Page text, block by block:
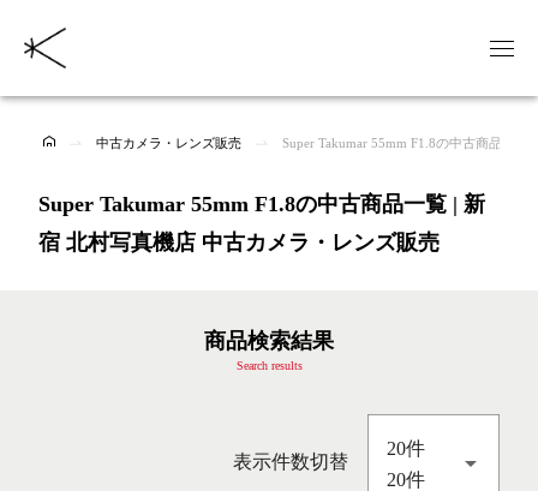
中古カメラ・レンズ販売 Super Takumar 55mm F1.8の中古商品一覧
Super Takumar 55mm F1.8の中古商品一覧 | 新
宿 北村写真機店 中古カメラ・レンズ販売
商品検索結果
Search results
表示件数切替
20件
20件